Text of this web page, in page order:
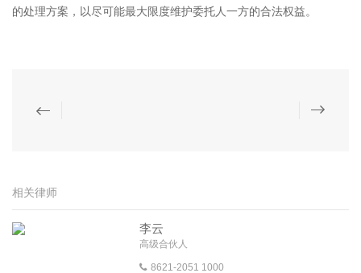
的处理方案，以尽可能最大限度维护委托人一方的合法权益。
相关律师
李云
高级合伙人
8621-2051 1000